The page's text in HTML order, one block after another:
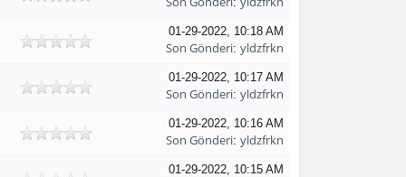
01-29-2022, 10:18 AM
Son Gönderi: yldzfrkn
01-29-2022, 10:17 AM
Son Gönderi: yldzfrkn
01-29-2022, 10:16 AM
Son Gönderi: yldzfrkn
01-29-2022, 10:15 AM